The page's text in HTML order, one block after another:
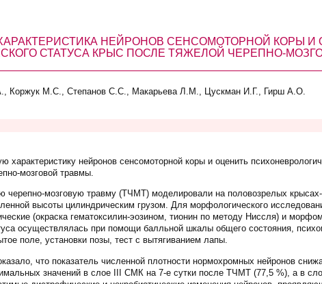
НЕЙРОНОВ СЕНСОМОТОРНОЙ КОРЫ И
СТАТУСА КРЫС ПОСЛЕ ТЯЖЕЛОЙ ЧЕРЕПНО-
Коржук М.С., Степанов С.С., Макарьева Л.М., Цускман И.Г., Гирш А.О.
характеристику нейронов сенсомоторной коры и оценить
мозговой травмы.
мозговую травму (ТЧМТ) моделировали на половозрелых
высоты цилиндрическим грузом. Для морфологического
(окраска гематоксилин-эозином, тионин по методу Ниссля) и
осуществлялась при помощи балльной шкалы общего состояния,
поле, установки позы, тест с вытягиванием лапы.
что показатель численной плотности нормохромных нейронов
значений в слое III СМК на 7-е сутки после ТЧМТ (77,5 %), а в